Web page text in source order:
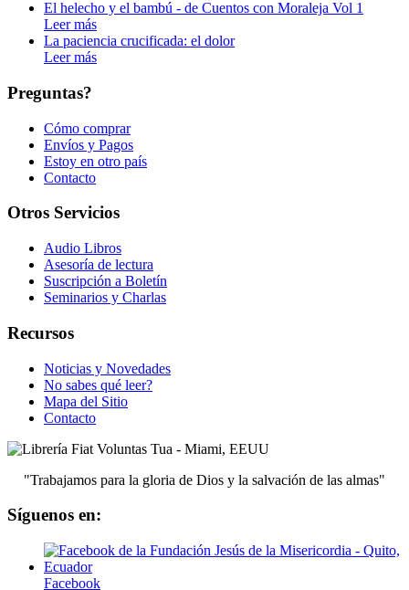
El helecho y el bambú - de Cuentos con Moraleja Vol 1
Leer más
La paciencia crucificada: el dolor
Leer más
Preguntas?
Cómo comprar
Envíos y Pagos
Estoy en otro país
Contacto
Otros Servicios
Audio Libros
Asesoría de lectura
Suscripción a Boletín
Seminarios y Charlas
Recursos
Noticias y Novedades
No sabes qué leer?
Mapa del Sitio
Contacto
"Trabajamos para la gloria de Dios y la salvación de las almas"
Síguenos en:
Facebook